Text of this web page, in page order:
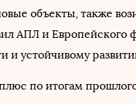
объекты, также
АПЛ и Европейского
и устойчивому
по итогам